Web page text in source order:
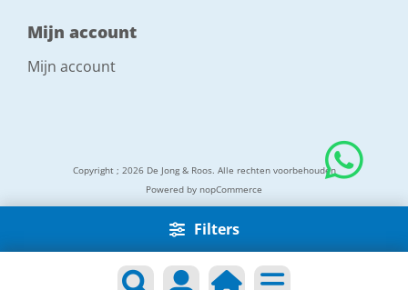
Filters
Mijn account
Mijn account
Copyright ; 2026 De Jong & Roos. Alle rechten voorbehouden
Powered by nopCommerce